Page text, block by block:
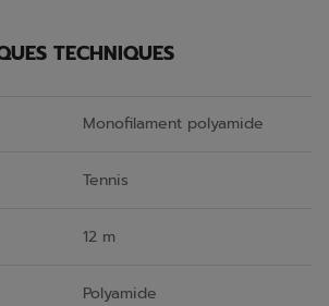
TECHNIQUES
Monofilament polyamide
Tennis
12 m
Polyamide